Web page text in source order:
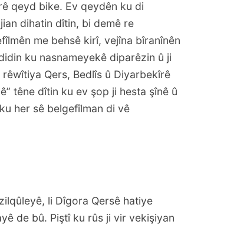
qeyd bike. Ev qeydên ku di
dihatin dîtin, bi demê re
me behsê kirî, vejîna bîranînên
ku nasnameyekê diparêzin û ji
Qers, Bedlîs û Diyarbekîrê
têne dîtin ku ev şop ji hesta şînê û
her sê belgefîlman di vê
li Dîgora Qersê hatiye
de bû. Piştî ku rûs ji vir vekişiyan